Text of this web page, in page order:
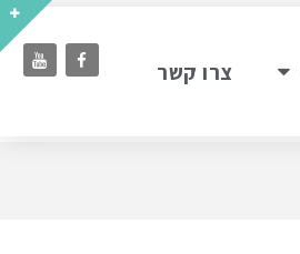
צרו קשר